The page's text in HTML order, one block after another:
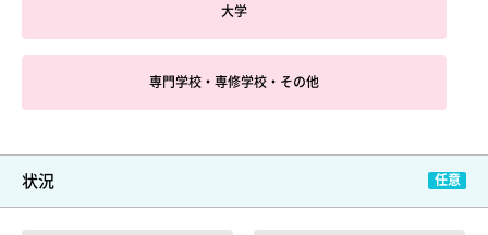
大学
専門学校・専修学校・その他
状況